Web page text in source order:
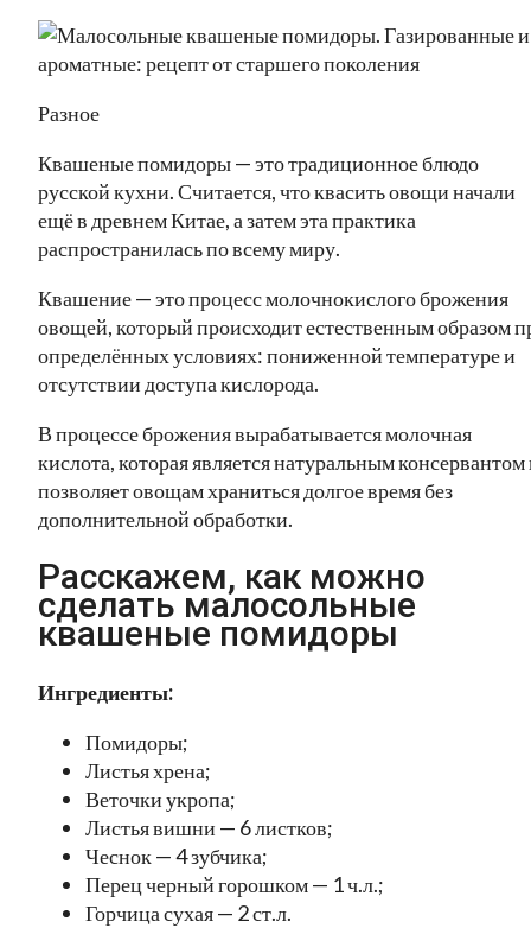
Разное
Квашеные помидоры — это традиционное блюдо
русской кухни. Считается, что квасить овощи начали
ещё в древнем Китае, а затем эта практика
распространилась по всему миру.
Квашение — это процесс молочнокислого брожения
овощей, который происходит естественным образом
определённых условиях: пониженной температуре и
отсутствии доступа кислорода.
В процессе брожения вырабатывается молочная
кислота, которая является натуральным консервантом
позволяет овощам храниться долгое время без
дополнительной обработки.
Расскажем, как можно
сделать малосольные
квашеные помидоры
Ингредиенты:
Помидоры;
Листья хрена;
Веточки укропа;
Листья вишни — 6 листков;
Чеснок — 4 зубчика;
Перец черный горошком — 1 ч.л.;
Горчица сухая — 2 ст.л.